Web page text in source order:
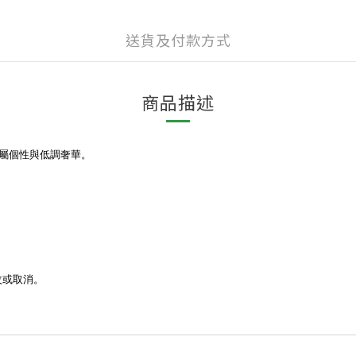
送貨及付款方式
商品描述
性與低調奢華。
取消。